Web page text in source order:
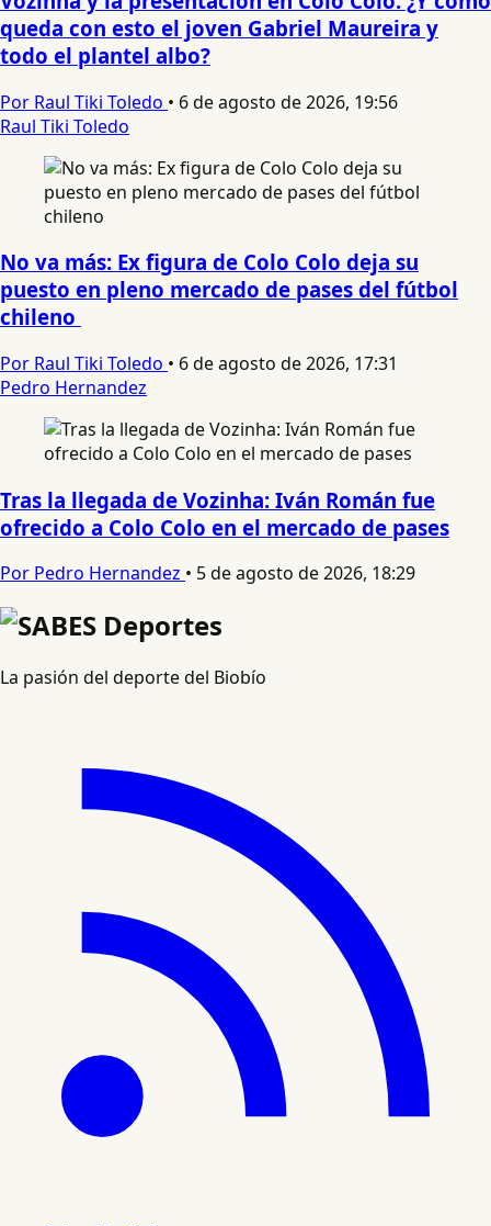
queda con esto el joven Gabriel Maureira y
todo el plantel albo?
Por Raul Tiki Toledo • 6 de agosto de 2026, 19:56
Raul Tiki Toledo
No va más: Ex figura de Colo Colo deja su
puesto en pleno mercado de pases del fútbol
chileno
Por Raul Tiki Toledo • 6 de agosto de 2026, 17:31
Pedro Hernandez
Tras la llegada de Vozinha: Iván Román fue
ofrecido a Colo Colo en el mercado de pases
Por Pedro Hernandez • 5 de agosto de 2026, 18:29
La pasión del deporte del Biobío